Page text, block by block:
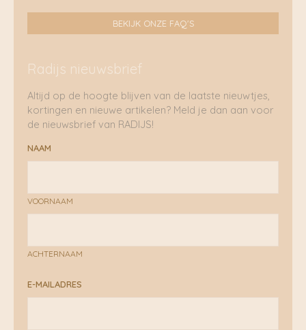
BEKIJK ONZE FAQ'S
Radijs nieuwsbrief
Altijd op de hoogte blijven van de laatste nieuwtjes,
kortingen en nieuwe artikelen? Meld je dan aan voor
de nieuwsbrief van RADIJS!
NAAM
VOORNAAM
ACHTERNAAM
E-MAILADRES